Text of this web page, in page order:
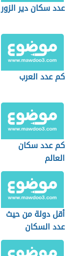
عدد سكان دير الزور
كم عدد العرب
كم عدد سكان
العالم
أقل دولة من حيث
عدد السكان